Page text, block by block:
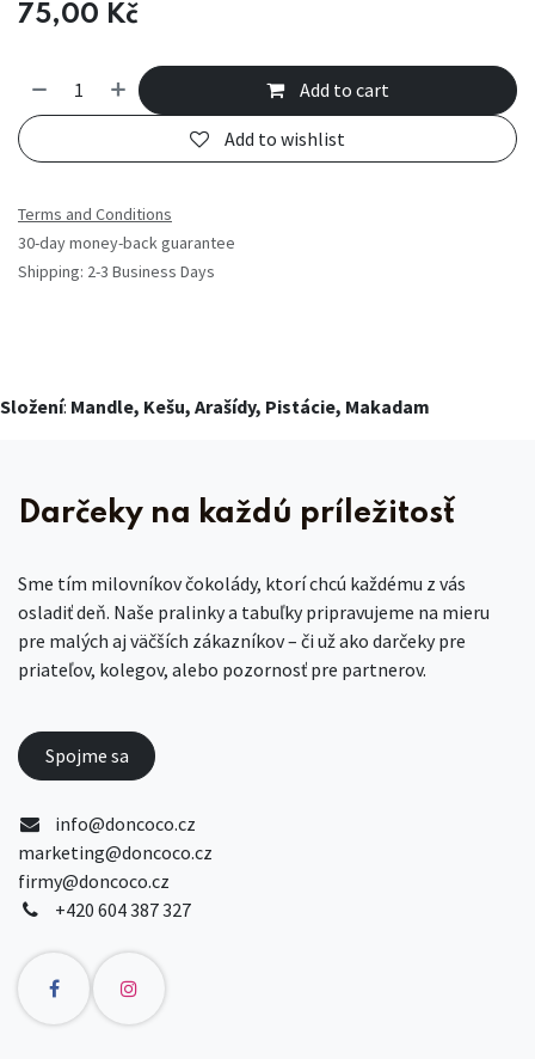
75,00 Kč
Add to cart
Add to wishlist
Terms and Conditions
30-day money-back guarantee
Shipping: 2-3 Business Days
Složení: Mandle, Kešu, Arašídy, Pistácie, Makadam
Darčeky na každú príležitosť
Sme tím milovníkov čokolády, ktorí chcú každému z vás
osladiť deň. Naše pralinky a tabuľky pripravujeme na mieru
pre malých aj väčších zákazníkov – či už ako darčeky pre
priateľov, kolegov, alebo pozornosť pre partnerov.
Spojme sa
info@doncoco.cz
marketing@doncoco.cz
firmy@doncoco.cz
+420 604 387 327